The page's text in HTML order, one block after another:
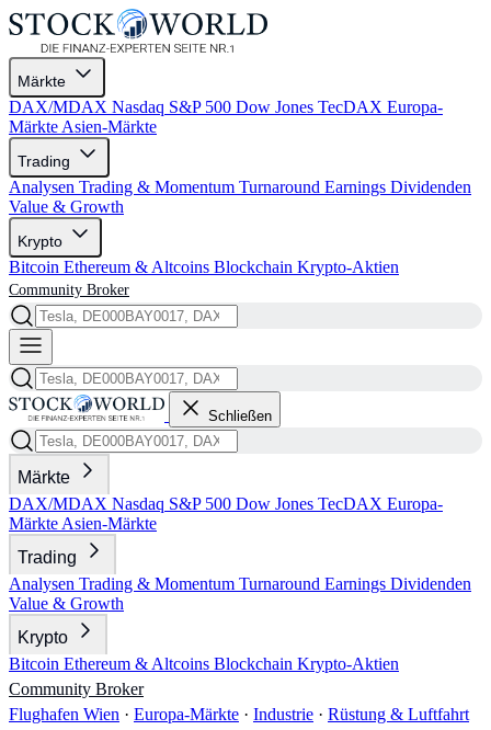
Märkte
DAX/MDAX Nasdaq S&P 500 Dow Jones TecDAX Europa-
Märkte Asien-Märkte
Trading
Analysen Trading & Momentum Turnaround Earnings Dividenden
Value & Growth
Krypto
Bitcoin Ethereum & Altcoins Blockchain Krypto-Aktien
Community Broker
Schließen
Märkte
DAX/MDAX Nasdaq S&P 500 Dow Jones TecDAX Europa-
Märkte Asien-Märkte
Trading
Analysen Trading & Momentum Turnaround Earnings Dividenden
Value & Growth
Krypto
Bitcoin Ethereum & Altcoins Blockchain Krypto-Aktien
Community Broker
Flughafen Wien · Europa-Märkte · Industrie · Rüstung & Luftfahrt